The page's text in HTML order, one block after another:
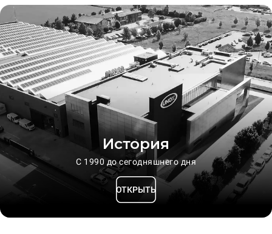
История
С 1990 до сегодняшнего дня
ОТКРЫТЬ